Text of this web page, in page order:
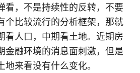
看，不是持续性的反转，不要
个比较流行的分析框架，那就
看人口，中期看土地。近期房
金融环境的消息面刺激，但是
来看没有什么变化。